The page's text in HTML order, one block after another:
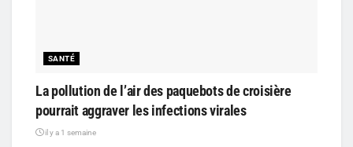
SANTÉ
La pollution de l’air des paquebots de croisière
pourrait aggraver les infections virales
il y a 1 semaine